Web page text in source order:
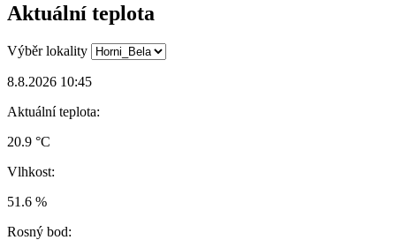
Aktuální teplota
Výběr lokality
8.8.2026 10:45
Aktuální teplota:
20.9 °C
Vlhkost:
51.6 %
Rosný bod: